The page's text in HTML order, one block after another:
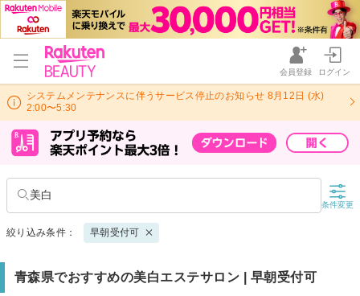
会員登録 ログイン
システムメンテナンスに伴うサービス停止のお知らせ 8月12日 (水)
2:00〜5:30
美白
条件変更
絞り込み条件： 早朝受付可
青森県でおすすめの美白エステサロン | 早朝受付可